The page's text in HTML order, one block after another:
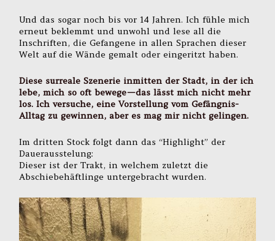
Und das sogar noch bis vor 14 Jahren. Ich fühle mich
erneut beklemmt und unwohl und lese all die
Inschriften, die Gefangene in allen Sprachen dieser
Welt auf die Wände gemalt oder eingeritzt haben.
Diese surreale Szenerie inmitten der Stadt, in der ich
lebe, mich so oft bewege — das lässt mich nicht mehr
los. Ich versuche, eine Vorstellung vom Gefängnis-
Alltag zu gewinnen, aber es mag mir nicht gelingen.
Im dritten Stock folgt dann das “Highlight” der
Dauerausstelung:
Dieser ist der Trakt, in welchem zuletzt die
Abschiebehäftlinge untergebracht wurden.